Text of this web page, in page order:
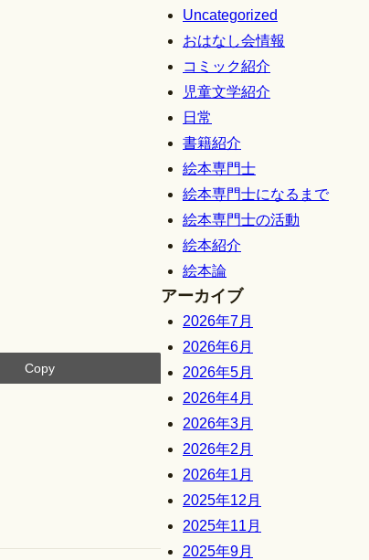
Copy
Uncategorized
おはなし会情報
コミック紹介
児童文学紹介
日常
書籍紹介
絵本専門士
絵本専門士になるまで
絵本専門士の活動
絵本紹介
絵本論
アーカイブ
2026年7月
2026年6月
2026年5月
2026年4月
2026年3月
2026年2月
2026年1月
2025年12月
2025年11月
2025年9月